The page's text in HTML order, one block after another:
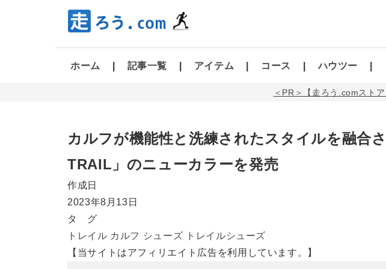
ホーム 記事一覧 アイテム コース ハウツー
＜PR＞【走ろう.comスト
カルフが機能性と洗練されたスタイルを融合
TRAIL」のニューカラーを発売
作成日
2023年8月13日
タ グ
トレイル カルフ シューズ
トレイルシューズ
【当サイトはアフィリエイト広告を利用しています。】